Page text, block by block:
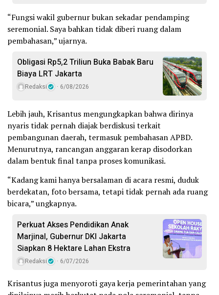
“Fungsi wakil gubernur bukan sekadar pendamping
seremonial. Saya bahkan tidak diberi ruang dalam
pembahasan,” ujarnya.
Obligasi Rp5,2 Triliun Buka Babak Baru
Biaya LRT Jakarta
Redaksi 6/08/2026
Lebih jauh, Krisantus mengungkapkan bahwa dirinya
nyaris tidak pernah diajak berdiskusi terkait
pembangunan daerah, termasuk pembahasan APBD.
Menurutnya, rancangan anggaran kerap disodorkan
dalam bentuk final tanpa proses komunikasi.
“Kadang kami hanya bersalaman di acara resmi, duduk
berdekatan, foto bersama, tetapi tidak pernah ada ruang
bicara,” ungkapnya.
Perkuat Akses Pendidikan Anak
Marjinal, Gubernur DKI Jakarta
Siapkan 8 Hektare Lahan Ekstra
Redaksi 6/07/2026
Krisantus juga menyoroti gaya kerja pemerintahan yang